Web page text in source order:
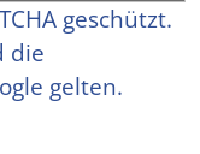
geschützt.
die
gelten.